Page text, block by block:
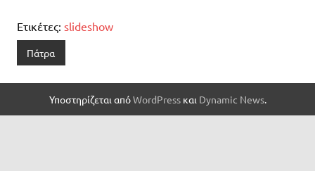
Ετικέτες: slideshow
Πάτρα
Υποστηρίζεται απόWordPressκαι Dynamic News.